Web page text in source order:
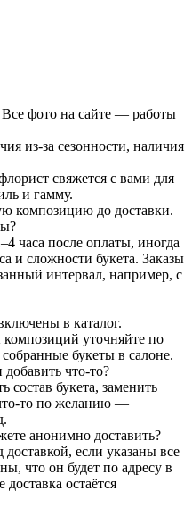
Все фото на сайте — работы
из-за сезонности, наличия
свяжется с вами для
и гамму.
композицию до доставки.
часа после оплаты, иногда
и сложности букета. Заказы
интервал, например, с
в каталог.
уточняйте по
букеты в салоне.
что-то?
букета, заменить
то по желанию —
анонимно доставить?
если указаны все
что он будет по адресу в
остаётся